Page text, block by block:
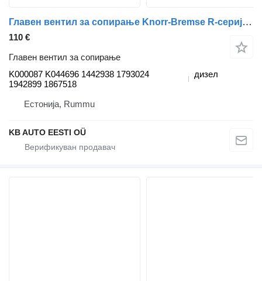
Главен вентил за сопирање Knorr-Bremse R-серија (01.04-) K000087 K044696 за камион Scania P,G,R,T-series (2004-2017)
110 €
Главен вентил за сопирање
K000087 K044696 1442938 1793024
1942899 1867518
дизел
Естонија, Rummu
KB AUTO EESTI OÜ